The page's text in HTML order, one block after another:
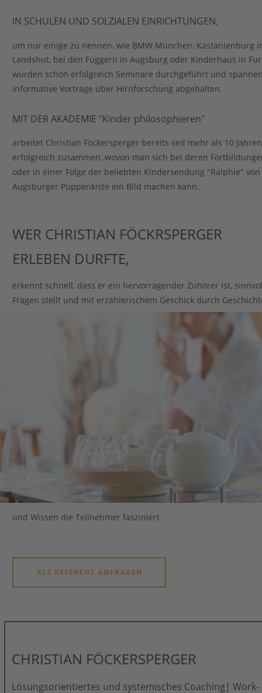
IN SCHULEN UND SOLZIALEN EINRICHTUNGEN,
um nur einige zu nennen, wie BMW München, Kastanienburg
Landshut, bei den Fuggern in Augsburg oder Kinderhaus in
wurden schon erfolgreich Seminare durchgeführt und
informative Vorträge über Hirnforschung abgehalten.
MIT DER AKADEMIE "Kinder philosophieren"
arbeitet Christian Föckersperger bereits seit mehr als 10
erfolgreich zusammen, wovon man sich bei deren
oder in einer Folge der beliebten Kindersendung "Ralphie"
Augsburger Puppenkiste ein Bild machen kann.
WER CHRISTIAN FÖCKRSPERGER
ERLEBEN DURFTE,
erkennt schnell, dass er ein hervorragender Zuhörer ist,
Fragen stellt und mit erzählerischem Geschick durch
und Wissen die Teilnehmer fasziniert.
CHRISTIAN FÖCKERSPERGER
Lösungsorientiertes und systemisches Coaching| Work-